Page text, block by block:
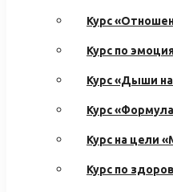
Курс
Курс по
Курс «Дыши
Курс
Курс на цели
Курс по